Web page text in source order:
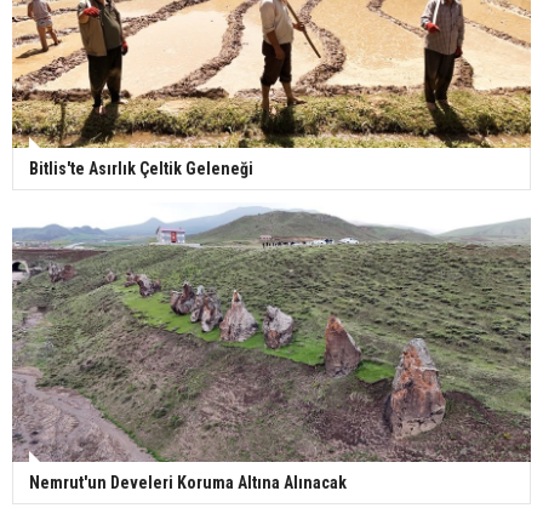
Bitlis'te Asırlık Çeltik Geleneği
Nemrut'un Develeri Koruma Altına Alınacak